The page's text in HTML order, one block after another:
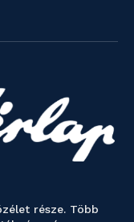
része. Több